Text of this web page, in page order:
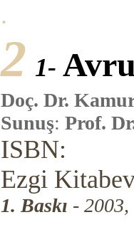
.
2 1-
Doç. Dr.
Sunuş: Prof.
ISBN:
Ezgi
1. Baskı - 2003,